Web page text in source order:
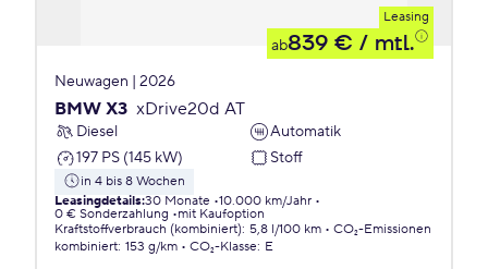
Leasing
ab839 € / mtl.
Neuwagen | 2026
BMW X3 xDrive20d AT
Diesel
Automatik
197 PS (145 kW)
Stoff
in 4 bis 8 Wochen
Leasingdetails:30 Monate 10.000 km/Jahr
0 € Sonderzahlung
mit Kaufoption
Kraftstoffverbrauch (kombiniert): 5,8 l/100 km
CO₂-Emissionen
kombiniert: 153 g/km CO₂-Klasse: E